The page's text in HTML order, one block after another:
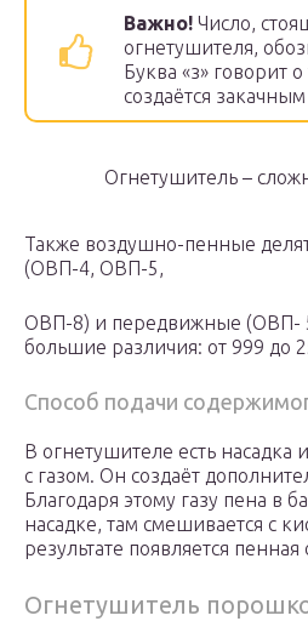
Важно! Число,
огнетушителя,
Буква «з» говорит
создаётся
Огнетушитель –
Также воздушно-пенные
(ОВП-4, ОВП-5,
ОВП-8) и передвижные (ОВП-
большие различия: от 999 до
Способ подачи
В огнетушителе есть насадка
с газом. Он создаёт
Благодаря этому газу пена в
насадке, там смешивается с
результате появляется пенная
Огнетушитель